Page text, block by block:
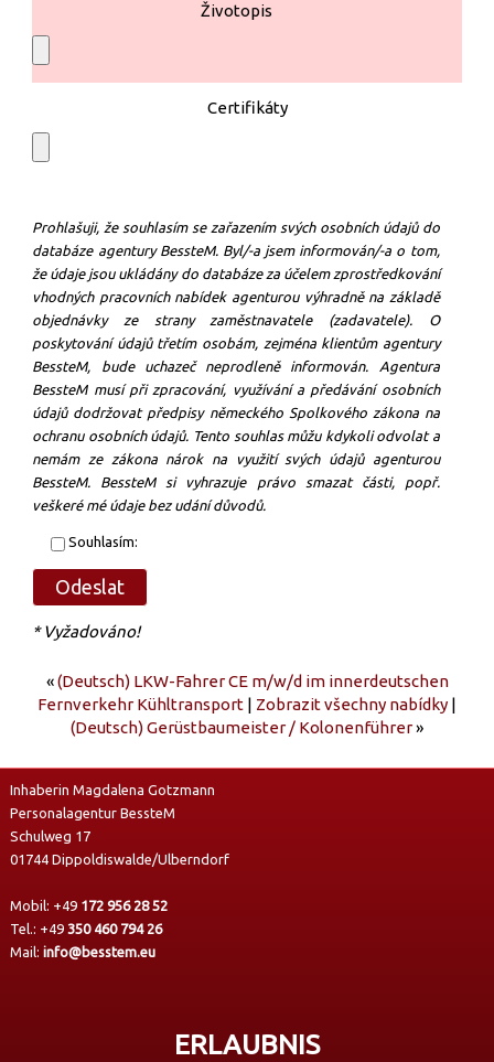
Životopis
Certifikáty
Prohlašuji, že souhlasím se zařazením svých osobních údajů do
databáze agentury BessteM. Byl/-a jsem informován/-a o tom,
že údaje jsou ukládány do databáze za účelem zprostředkování
vhodných pracovních nabídek agenturou výhradně na základě
objednávky ze strany zaměstnavatele (zadavatele). O
poskytování údajů třetím osobám, zejména klientům agentury
BessteM, bude uchazeč neprodleně informován. Agentura
BessteM musí při zpracování, využívání a předávání osobních
údajů dodržovat předpisy německého Spolkového zákona na
ochranu osobních údajů. Tento souhlas můžu kdykoli odvolat a
nemám ze zákona nárok na využití svých údajů agenturou
BessteM. BessteM si vyhrazuje právo smazat části, popř.
veškeré mé údaje bez udání důvodů.
Souhlasím:
* Vyžadováno!
«(Deutsch) LKW-Fahrer CE m/w/d im innerdeutschen
Fernverkehr Kühltransport | Zobrazit všechny nabídky |
(Deutsch) Gerüstbaumeister / Kolonenführer»
Inhaberin Magdalena Gotzmann
Personalagentur BessteM
Schulweg 17
01744 Dippoldiswalde/Ulberndorf
Mobil: +49 172 956 28 52
Tel.: +49 350 460 794 26
Mail: info@besstem.eu
ERLAUBNIS